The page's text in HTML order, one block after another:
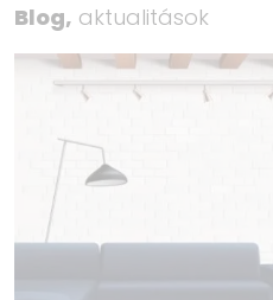
Blog, aktualitások